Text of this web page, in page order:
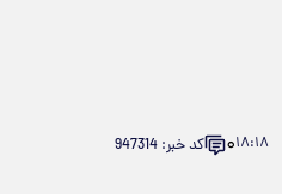
۱۸:۱۸۰ کد خبر: 947314